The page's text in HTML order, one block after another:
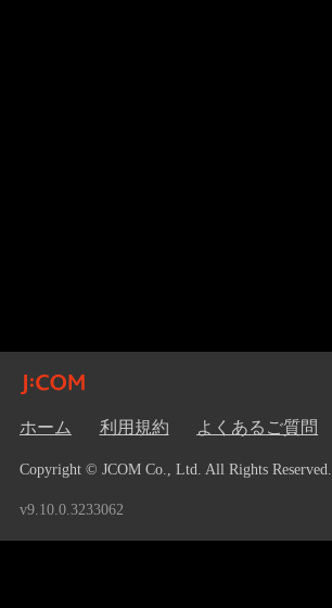
ホーム 利用規約 よくあるご質問
Copyright © JCOM Co., Ltd. All Rights Reserved.
v9.10.0.3233062